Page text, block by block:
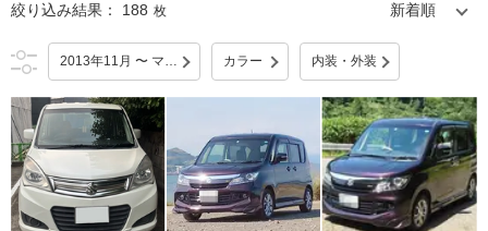
絞り込み結果： 188 枚
2013年11月 〜 マイナーチェンジ カラー 内装・外装